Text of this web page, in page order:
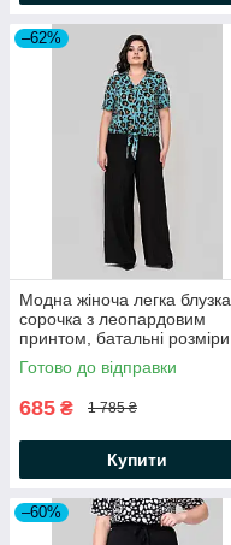
–62%
Модна жіноча легка блузка
сорочка з леопардовим
принтом, батальні розміри
Готово до відправки
685 ₴ 1 785 ₴
Купити
–60%